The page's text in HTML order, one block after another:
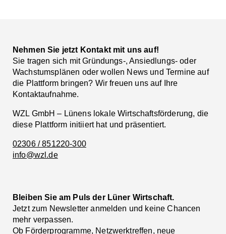
Nehmen Sie jetzt Kontakt mit uns auf!
Sie tragen sich mit Gründungs-, Ansiedlungs- oder
Wachstumsplänen oder wollen News und Termine auf
die Plattform bringen? Wir freuen uns auf Ihre
Kontaktaufnahme.
WZL GmbH – Lünens lokale Wirtschaftsförderung, die
diese Plattform initiiert hat und präsentiert.
02306 / 851220-300
info@wzl.de
Bleiben Sie am Puls der Lüner Wirtschaft.
Jetzt zum Newsletter anmelden und keine Chancen
mehr verpassen.
Ob Förderprogramme, Netzwerktreffen, neue